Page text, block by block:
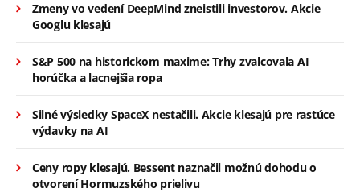
Zmeny vo vedení DeepMind zneistili investorov. Akcie
Googlu klesajú
S&P 500 na historickom maxime: Trhy zvalcovala AI
horúčka a lacnejšia ropa
Silné výsledky SpaceX nestačili. Akcie klesajú pre rastúce
výdavky na AI
Ceny ropy klesajú. Bessent naznačil možnú dohodu o
otvorení Hormuzského prielivu